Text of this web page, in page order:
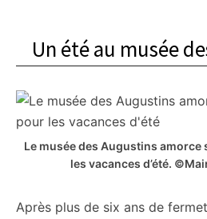
Un été au musée
Le musée des Augustins
les vacances d’été.
Après plus de six ans de